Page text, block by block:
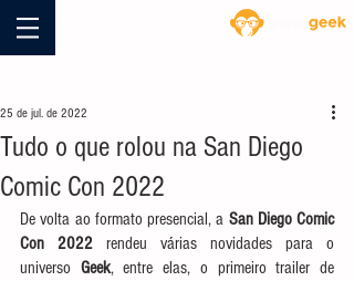
Tudo o que rolou na San Diego
Comic Con 2022
25 de jul. de 2022
De volta ao formato presencial, a San Diego Comic
Con 2022 rendeu várias novidades para o
universo Geek